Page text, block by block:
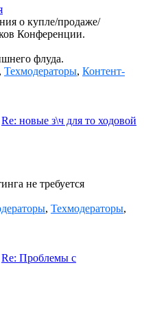
о купле/продаже/
Конференции.
флуда.
, Техмодераторы, Контент-
Re: новые з\ч для то ходовой
не требуется
, Техмодераторы,
Re: Проблемы с